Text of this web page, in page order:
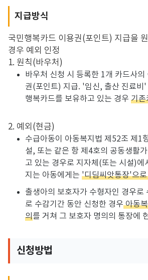
지급방식
국민행복카드 이용권(포인트) 지급을
경우 예외 인정
1. 원칙(바우처)
바우처 신청 시 등록한 1개 카드사의
권(포인트) 지급. '임신, 출산 진료비'
행복카드를 보유하고 있는 경우 기존
2. 예외(현금)
수급아동이 아동복지법 제52조 제1
설, 또는 같은 항 제4호의 공동생활
고 있는 경우로 지자체(또는 시설)에
지는 아동에게는 '디딤씨앗통장'으
출생아의 보호자가 수형자인 경우로
로 수감기간 동안 신청한 경우아동
의를 거쳐 그 보호자 명의의 통장에
신청방법